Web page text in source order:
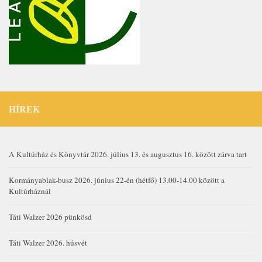
HÍREK
A Kultúrház és Könyvtár 2026. július 13. és augusztus 16. között zárva tart
Kormányablak-busz 2026. június 22-én (hétfő) 13.00-14.00 között a
Kultúrháznál
Táti Walzer 2026 pünkösd
Táti Walzer 2026. húsvét